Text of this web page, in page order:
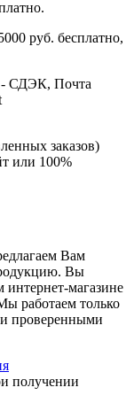
руб. бесплатно,
- СДЭК, Почта
заказов)
или 100%
Вам
Вы
магазине
работаем только
проверенными
получении